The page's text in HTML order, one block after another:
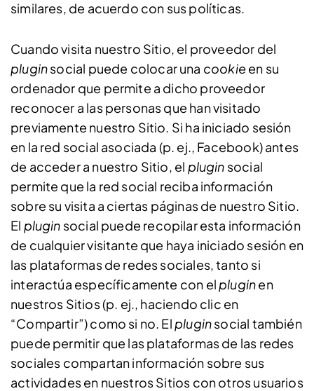
similares, de acuerdo con sus políticas.
Cuando visita nuestro Sitio, el proveedor del
pluginsocial puede colocar una cookieen su
ordenador que permite a dicho proveedor
reconocer a las personas que han visitado
previamente nuestro Sitio. Si ha iniciado sesión
en la red social asociada (p. ej., Facebook) antes
de acceder a nuestro Sitio, el plugin social
permite que la red social reciba información
sobre su visita a ciertas páginas de nuestro Sitio.
El plugin social puede recopilar esta información
de cualquier visitante que haya iniciado sesión en
las plataformas de redes sociales, tanto si
interactúa específicamente con el pluginen
nuestros Sitios (p. ej., haciendo clic en
“Compartir”) como si no. El pluginsocial también
puede permitir que las plataformas de las redes
sociales compartan información sobre sus
actividades en nuestros Sitios con otros usuarios